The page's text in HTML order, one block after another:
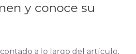
y conoce su
a lo largo del artículo,